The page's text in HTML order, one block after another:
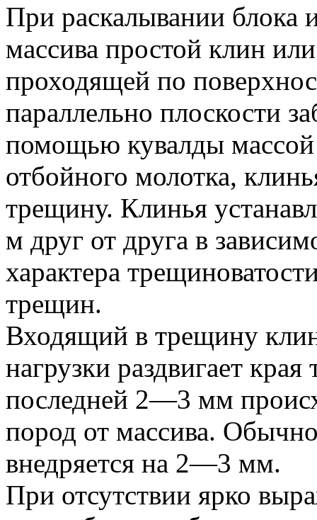
При раскалывании блока
массива простой клин
проходящей по
параллельно плоскости
помощью кувалды
отбойного молотка,
трещину. Клинья
м друг от друга в
характера
трещин.
Входящий в трещину
нагрузки раздвигает
последней 2—3 мм
пород от массива.
внедряется на 2—3 мм.
При отсутствии ярко